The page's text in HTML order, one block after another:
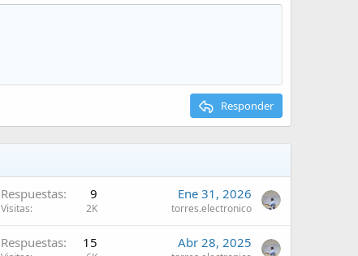
Responder
Respuestas 9
Visitas 2K
Ene 31, 2026
torres.electronico
Respuestas 15 Abr 28, 2025